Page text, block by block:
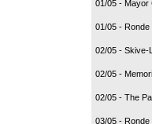
01/05 - Mayor
01/05 - Ronde
02/05 - Skive-
02/05 -
02/05 - The
03/05 -